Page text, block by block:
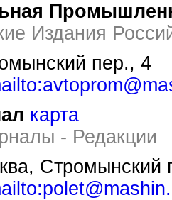
Издания
пер., 4
карта
- Редакции
Стромынский